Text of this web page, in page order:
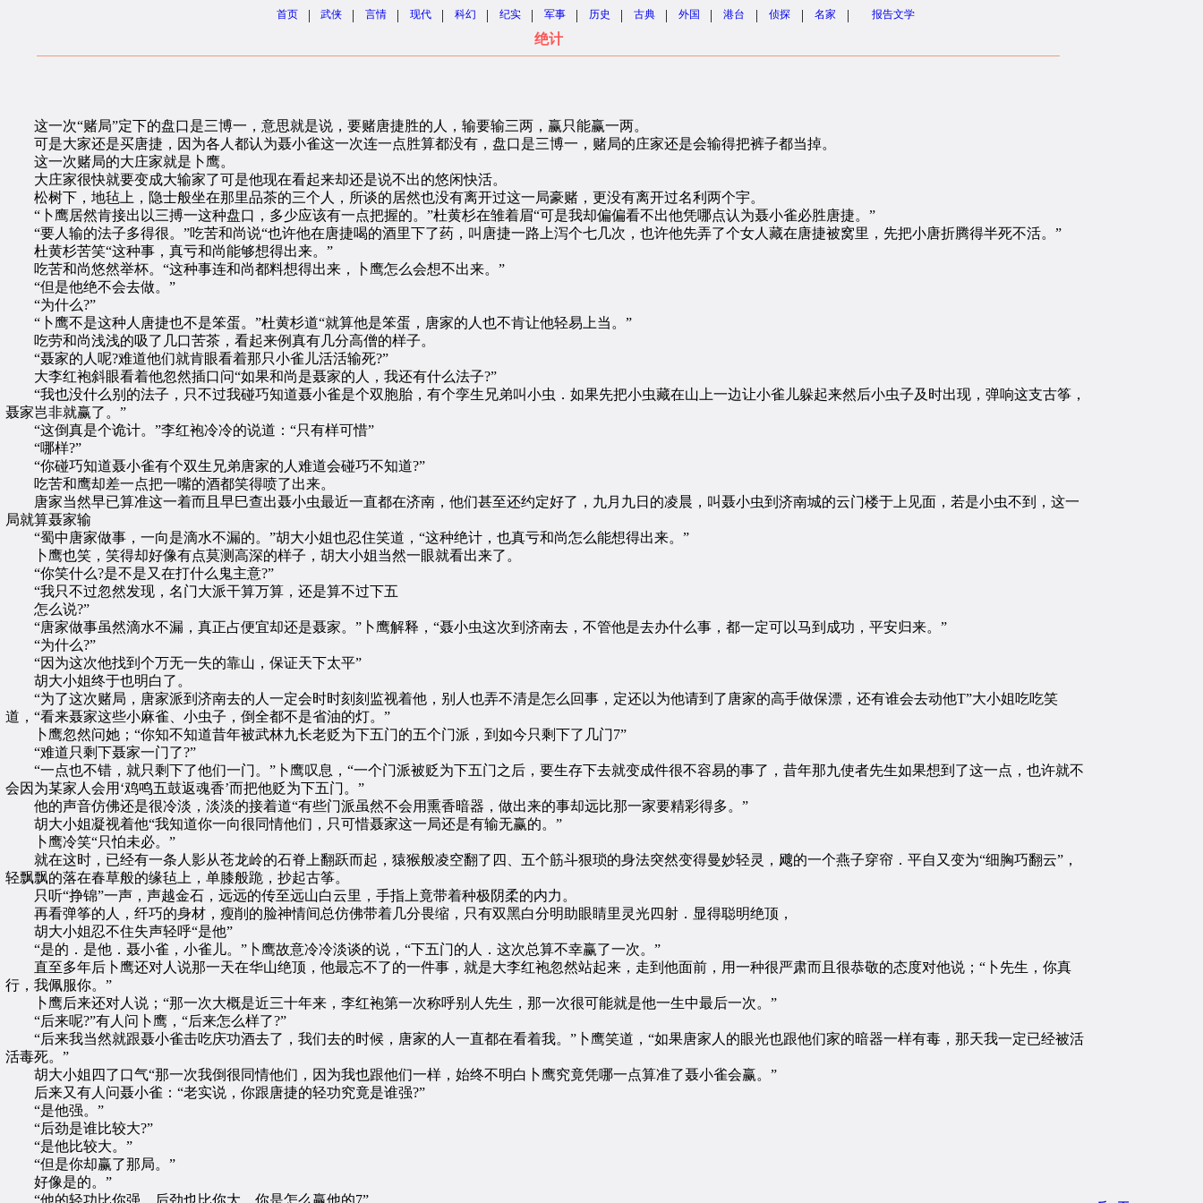
首页 | 武侠 | 言情 | 现代 | 科幻 | 纪实 | 军事 | 历史 | 古典 | 外国 | 港台 | 侦探 | 名家 | 报告文学
绝计
这一次“赌局”定下的盘口是三博一，意思就是说，要赌唐捷胜的人，输要输三两，赢只能赢一两。
可是大家还是买唐捷，因为各人都认为聂小雀这一次连一点胜算都没有，盘口是三博一，赌局的庄家还是会输得把裤子都当掉。
这一次赌局的大庄家就是卜鹰。
大庄家很快就要变成大输家了可是他现在看起来却还是说不出的悠闲快活。
松树下，地毡上，隐士般坐在那里品茶的三个人，所谈的居然也没有离开过这一局豪赌，更没有离开过名利两个宇。
“卜鹰居然肯接出以三搏一这种盘口，多少应该有一点把握的。”杜黄杉在雏着眉“可是我却偏偏看不出他凭哪点认为聂小雀必胜唐捷。”
“要人输的法子多得很。”吃苦和尚说“也许他在唐捷喝的酒里下了药，叫唐捷一路上泻个七几次，也许他先弄了个女人藏在唐捷被窝里，先把小唐折腾得半死不活。”
杜黄杉苦笑“这种事，真亏和尚能够想得出来。”
吃苦和尚悠然举杯。“这种事连和尚都料想得出来，卜鹰怎么会想不出来。”
“但是他绝不会去做。”
“为什么?”
“卜鹰不是这种人唐捷也不是笨蛋。”杜黄杉道“就算他是笨蛋，唐家的人也不肯让他轻易上当。”
吃劳和尚浅浅的吸了几口苦茶，看起来例真有几分高僧的样子。
“聂家的人呢?难道他们就肯眼看着那只小雀儿活活输死?”
大李红袍斜眼看着他忽然插口问“如果和尚是聂家的人，我还有什么法子?”
“我也没什么别的法子，只不过我碰巧知道聂小雀是个双胞胎，有个孪生兄弟叫小虫．如果先把小虫藏在山上一边让小雀儿躲起来然后小虫子及时出现，弹响这支古筝，
聂家岂非就赢了。”
“这倒真是个诡计。”李红袍冷冷的说道：“只有样可惜”
“哪样?”
“你碰巧知道聂小雀有个双生兄弟唐家的人难道会碰巧不知道?”
吃苦和鹰却差一点把一嘴的酒都笑得喷了出来。
唐家当然早已算准这一着而且早巳查出聂小虫最近一直都在济南，他们甚至还约定好了，九月九日的凌晨，叫聂小虫到济南城的云门楼于上见面，若是小虫不到，这一
局就算聂家输
“蜀中唐家做事，一向是滴水不漏的。”胡大小姐也忍住笑道，“这种绝计，也真亏和尚怎么能想得出来。”
卜鹰也笑，笑得却好像有点莫测高深的样子，胡大小姐当然一眼就看出来了。
“你笑什么?是不是又在打什么鬼主意?”
“我只不过忽然发现，名门大派干算万算，还是算不过下五
怎么说?”
“唐家做事虽然滴水不漏，真正占便宜却还是聂家。”卜鹰解释，“聂小虫这次到济南去，不管他是去办什么事，都一定可以马到成功，平安归来。”
“为什么?”
“因为这次他找到个万无一失的靠山，保证天下太平”
胡大小姐终于也明白了。
“为了这次赌局，唐家派到济南去的人一定会时时刻刻监视着他，别人也弄不清是怎么回事，定还以为他请到了唐家的高手做保漂，还有谁会去动他T”大小姐吃吃笑
道，“看来聂家这些小麻雀、小虫子，倒全都不是省油的灯。”
卜鹰忽然问她；“你知不知道昔年被武林九长老贬为下五门的五个门派，到如今只剩下了几门7”
“难道只剩下聂家一门了?”
“一点也不错，就只剩下了他们一门。”卜鹰叹息，“一个门派被贬为下五门之后，要生存下去就变成件很不容易的事了，昔年那九使者先生如果想到了这一点，也许就不
会因为某家人会用‘鸡鸣五鼓返魂香’而把他贬为下五门。”
他的声音仿佛还是很冷淡，淡淡的接着道“有些门派虽然不会用熏香暗器，做出来的事却远比那一家要精彩得多。”
胡大小姐凝视着他“我知道你一向很同情他们，只可惜聂家这一局还是有输无赢的。”
卜鹰冷笑“只怕未必。”
就在这时，已经有一条人影从苍龙岭的石脊上翻跃而起，猿猴般凌空翻了四、五个筋斗狠琐的身法突然变得曼妙轻灵，飕的一个燕子穿帘．平自又变为“细胸巧翻云”，
轻飘飘的落在春草般的缘毡上，单膝般跪，抄起古筝。
只听“挣锦”一声，声越金石，远远的传至远山白云里，手指上竟带着种极阴柔的内力。
再看弹筝的人，纤巧的身材，瘦削的脸神情间总仿佛带着几分畏缩，只有双黑白分明助眼睛里灵光四射．显得聪明绝顶，
胡大小姐忍不住失声轻呼“是他”
“是的．是他．聂小雀，小雀儿。”卜鹰故意冷冷淡谈的说，“下五门的人．这次总算不幸赢了一次。”
直至多年后卜鹰还对人说那一天在华山绝顶，他最忘不了的一件事，就是大李红袍忽然站起来，走到他面前，用一种很严肃而且很恭敬的态度对他说；“卜先生，你真
行，我佩服你。”
卜鹰后来还对人说；“那一次大概是近三十年来，李红袍第一次称呼别人先生，那一次很可能就是他一生中最后一次。”
“后来呢?”有人问卜鹰，“后来怎么样了?”
“后来我当然就跟聂小雀击吃庆功酒去了，我们去的时候，唐家的人一直都在看着我。”卜鹰笑道，“如果唐家人的眼光也跟他们家的暗器一样有毒，那天我一定已经被活
活毒死。”
胡大小姐四了口气“那一次我倒很同情他们，因为我也跟他们一样，始终不明白卜鹰究竟凭哪一点算准了聂小雀会赢。”
后来又有人问聂小雀：“老实说，你跟唐捷的轻功究竟是谁强?”
“是他强。”
“后劲是谁比较大?”
“是他比较大。”
“但是你却赢了那局。”
好像是的。”
“他的轻功比你强，后劲也比你大，你是怎么赢他的7”